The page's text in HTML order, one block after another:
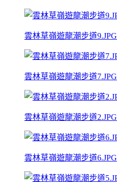
雲林草嶺遊龍潮步道9.JPG
雲林草嶺遊龍潮步道7.JPG
雲林草嶺遊龍潮步道2.JPG
雲林草嶺遊龍潮步道6.JPG